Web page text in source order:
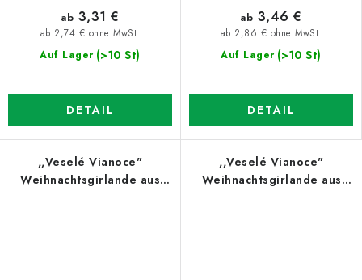
Auf Lager (>10 St)
ab 2,74 € ohne MwSt.
ab 3,31 €
DETAIL
Auf Lager (>10 St)
ab 2,86 € ohne MwSt.
ab 3,46 €
DETAIL
,,Veselé Vianoce"
Weihnachtsgirlande aus
,,Veselé Vianoce"
Weihnachtsgirlande aus